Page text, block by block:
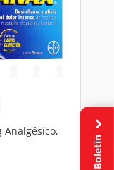
Analgésico,
Boletín